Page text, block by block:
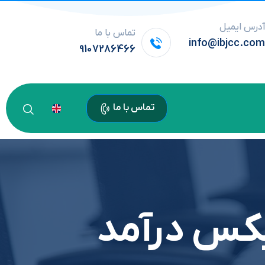
آدرس ایمیل
info@ibjcc.com
تماس با ما
9107286466
تماس با ما
درآمد